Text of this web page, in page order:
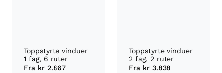
Toppstyrte vinduer
1 fag, 6 ruter
Fra kr 2.867
Toppstyrte vinduer
2 fag, 2 ruter
Fra kr 3.838